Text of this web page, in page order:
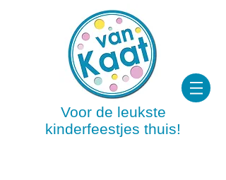
Voor de leukste
kinderfeestjes thuis!